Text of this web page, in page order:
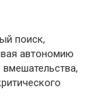
поиск,
автономию